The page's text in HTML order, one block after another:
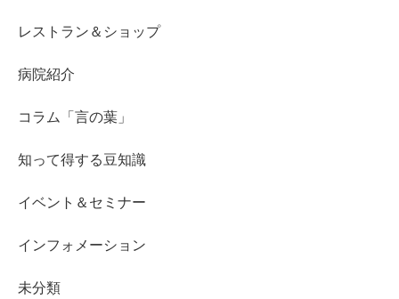
レストラン＆ショップ
病院紹介
コラム「言の葉」
知って得する豆知識
イベント＆セミナー
インフォメーション
未分類